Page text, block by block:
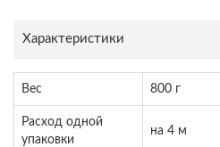
Характеристики
Вес 800 г
Расход одной
упаковки
на 4 м